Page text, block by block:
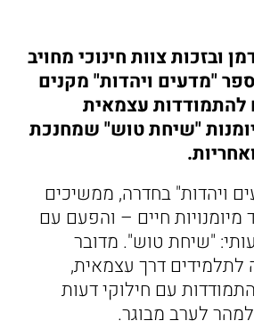
ובזכות צוות חינוכי מחויב
"מדעים ויהדות" מקנים
להתמודדות עצמאית
"שיחת טוש" שמחנכת
ויהדות" בחדרה, ממשיכים
חיים – והפעם עם
"שיחת טוש". מדובר
לתלמידים דרך עצמאית,
עם חילוקי דעות
לערב מבוגר.